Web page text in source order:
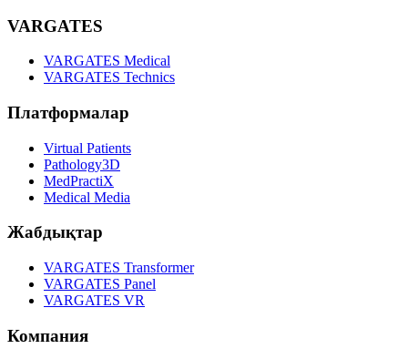
VARGATES
VARGATES Medical
VARGATES Technics
Платформалар
Virtual Patients
Pathology3D
MedPractiX
Medical Media
Жабдықтар
VARGATES Transformer
VARGATES Panel
VARGATES VR
Компания